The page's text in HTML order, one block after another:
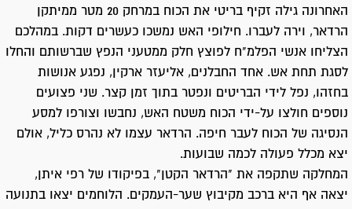
האחרונה גילה זקיף בריטי את הכוח במרחק 20 מטר ממיתקן
הרדאר, וירה לעברו. חילופי האש נמשכו כעשרים דקות. במהלכם
הצליחו אנשי הפלמ"ח לפוצץ חלק ממטעני הנפץ שברשותם והחלו
לסגת תחת אש. אחד החבלנים, אליעזר ארקין, נפגע אנושות
בחזהו, נפל לידי הבריטים ונפטר בתוך זמן קצר. שני פצועים
נוספים חולצו על-ידי הכוח משטח האש, נחבשו וצורפו למסע
הנסיגה של הכוח לעבר חיפה. הרדאר עצמו לא נהרס כליל, אולם
יצא מכלל פעולה לכמה שבועות.
המחלקה שתקפה את "הרדאר הקטן", בפיקודו של רפי איתן,
יצאה אף היא ברכב מקיבוץ שער-העמקים. הלוחמים יצאו בתנועה